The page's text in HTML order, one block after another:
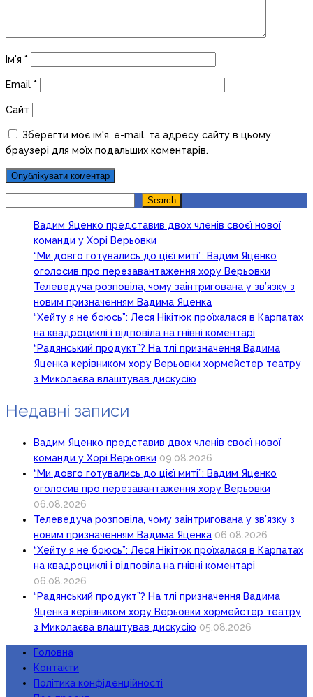
Ім'я *
Email *
Сайт
Зберегти моє ім'я, e-mail, та адресу сайту в цьому
браузері для моїх подальших коментарів.
Search
Вадим Яценко представив двох членів своєї нової
команди у Хорі Верьовки
“Ми довго готувались до цієї миті”: Вадим Яценко
оголосив про перезавантаження хору Верьовки
Телеведуча розповіла, чому заінтригована у зв’язку з
новим призначенням Вадима Яценка
“Хейту я не боюсь”: Леся Нікітюк проїхалася в Карпатах
на квадроциклі і відповіла на гнівні коментарі
“Радянський продукт”? На тлі призначення Вадима
Яценка керівником хору Верьовки хормейстер театру
з Миколаєва влаштував дискусію
Недавні записи
Вадим Яценко представив двох членів своєї нової
команди у Хорі Верьовки 09.08.2026
“Ми довго готувались до цієї миті”: Вадим Яценко
оголосив про перезавантаження хору Верьовки
06.08.2026
Телеведуча розповіла, чому заінтригована у зв’язку з
новим призначенням Вадима Яценка 06.08.2026
“Хейту я не боюсь”: Леся Нікітюк проїхалася в Карпатах
на квадроциклі і відповіла на гнівні коментарі
06.08.2026
“Радянський продукт”? На тлі призначення Вадима
Яценка керівником хору Верьовки хормейстер театру
з Миколаєва влаштував дискусію 05.08.2026
Головна
Контакти
Політика конфіденційності